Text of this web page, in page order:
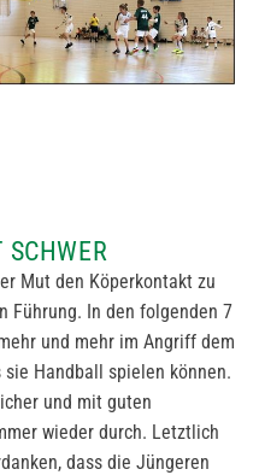
Mut den Köperkontakt zu
Führung. In den folgenden 7
und mehr im Angriff dem
Handball spielen können.
und mit guten
wieder durch. Letztlich
dass die Jüngeren